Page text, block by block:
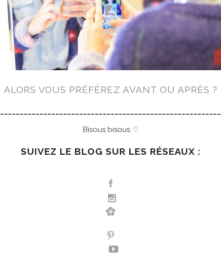
ALORS VOUS PRÉFÉREZ AVANT OU APRÈS ?
Bisous bisous ♡
SUIVEZ LE BLOG SUR LES RÉSEAUX :